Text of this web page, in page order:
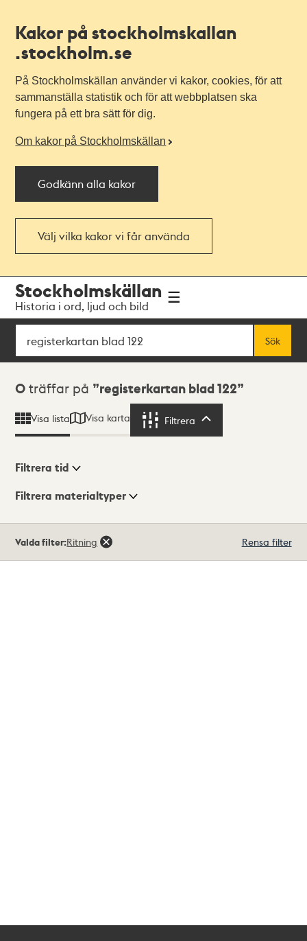
Kakor på stockholmskallan
.stockholm.se
På Stockholmskällan använder vi kakor, cookies, för att
sammanställa statistik och för att webbplatsen ska
fungera på ett bra sätt för dig.
Om kakor på Stockholmskällan
Godkänn alla kakor
Välj vilka kakor vi får använda
navigationen
huvudinnehållet
Stockholmskällan
Historia i ord, ljud och bild
Sök
Sök
Sökresultat
0 träffar på registerkartan blad 122
Visa lista Visa karta Filtrera
Visningsläge
Filtrera tid
Filtrera materialtyper
träffar
Valda filter:Ritning Rensa filter